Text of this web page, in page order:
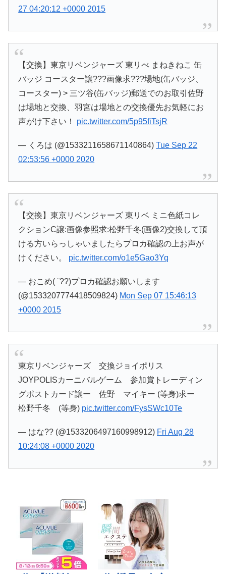
27 04:20:12 +0000 2015
【交換】東京リベンジャーズ 東リべ まねきねこ 缶
バッジ コースター譲???画像求???場地(缶バッジ、
コースター) > 三ツ谷(缶バッジ)郵送でのお取引佐野
は場地と交換、羽宮は場地との交換優先お気軽にお
声がけ下さい！ pic.twitter.com/5p95fiTsjR
— くろは (@1533211658671140864)Tue Sep 22
02:53:56 +0000 2020
【交換】東京リベンジャーズ 東リベ ミニ色紙コレ
クションC譲:画像参照求:松野千冬(画像2)交換して頂
ける方いらっしゃいましたらプロカ確認の上お声が
けください。 pic.twitter.com/o1e5Gao3Yq
— おこめ( ¨??)プロカ確認お願いします
(@1533207774418509824) Mon Sep 07 15:46:13
+0000 2015
東京リベンジャーズ 交換ジョイポリス
JOYPOLISカーニバルゲーム 参加賞トレーディン
グポストカード譲ー 佐野 マイキー (等身)求ー
松野千冬 (等身) pic.twitter.com/FysSWc10Te
— はな?? (@1533206497160998912) Fri Aug 28
10:24:08 +0000 2020